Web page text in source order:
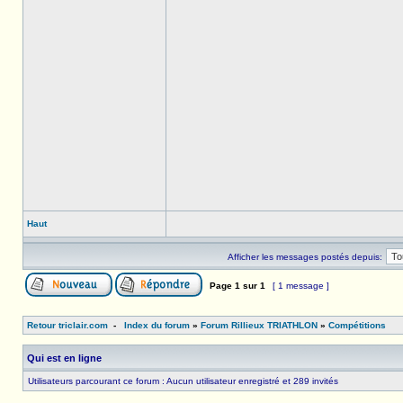
Haut
Afficher les messages postés depuis:
Page 1 sur 1 [ 1 message ]
Retour triclair.com - Index du forum » Forum Rillieux TRIATHLON » Compétitions
Qui est en ligne
Utilisateurs parcourant ce forum : Aucun utilisateur enregistré et 289 invités